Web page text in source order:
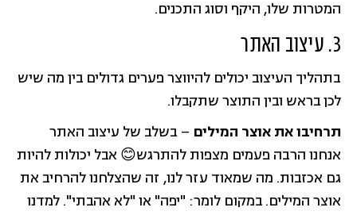
המטרות שלו, היקף וסוג התכנים.
3. עיצוב האתר
בתהליך העיצוב יכולים להיווצר פערים גדולים בין מה שיש
לכן בראש ובין התוצר שתקבלו.
תרחיבו את אוצר המילים – בשלב של עיצוב האתר
אנחנו הרבה פעמים מצפות להתרגש😊 אבל יכולות להיות
גם אכזבות. מה שמאוד עזר לנו, זה שהצלחנו להרחיב את
אוצר המילים. במקום לומר: "יפה" או "לא אהבתי". למדנו